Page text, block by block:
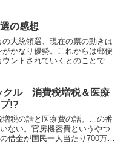
の感想
の大統領選、現在の票の動きは
がかなり優勢。これからは郵便
ントされていくとのことでト
おかしなところがある。何し
ったらどかんとバイ...
クル 消費税増税＆医療
!?
税の話と医療費の話。この番
ない。官房機密費というやつ
借金が国民一人当たり700万